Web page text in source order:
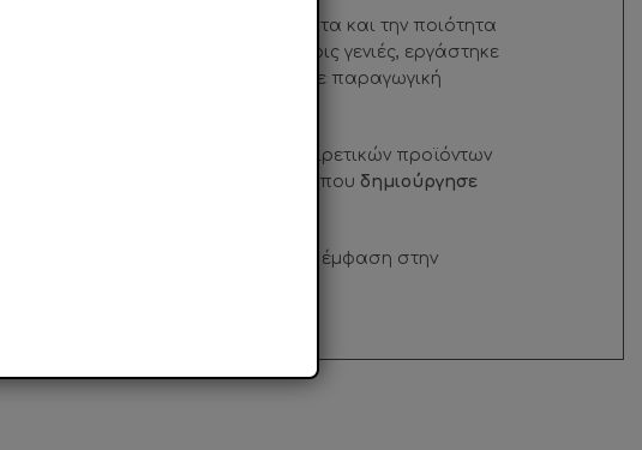
επαγγελματισμό, την ικανότητα και την ποιότητα
κουφέτων. Για τέσσερις γενιές, εργάστηκε
επιφάνειας 2Ο.ΟΟΟ τ.μ., με παραγωγική
οδήγησαν στη δημιουργία εξαιρετικών προϊόντων
σοκολάτας , ενώ το 2Ο16, η πρώτη που δημιούργησε
η διαδικασία παραγωγής γίνεται με έμφαση στην